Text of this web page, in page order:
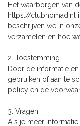
Het waarborgen van
https://clubnomad.nl
beschrijven we in
verzamelen en hoe
2. Toestemming
Door de informatie
gebruiken of aan te
policy en de
3. Vragen
Als je meer